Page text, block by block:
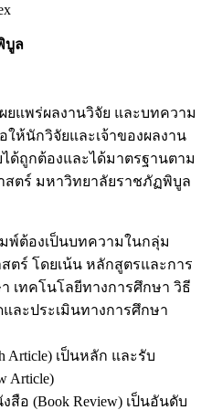
บูล
ยแพร่ผลงานวิจัย และบทความ
ให้นักวิจัยและเจ้าของผลงาน
ด้ถูกต้องและได้มาตรฐานตาม
สตร์ มหาวิทยาลัยราชภัฏพิบูล
พ์ต้องเป็นบทความในกลุ่ม
ตร์ โดยเน้น หลักสูตรและการ
เทคโนโลยีทางการศึกษา วิธี
ละประเมินทางการศึกษา
Article) เป็นหลัก และรับ
Article)
อ (Book Review) เป็นอันดับ